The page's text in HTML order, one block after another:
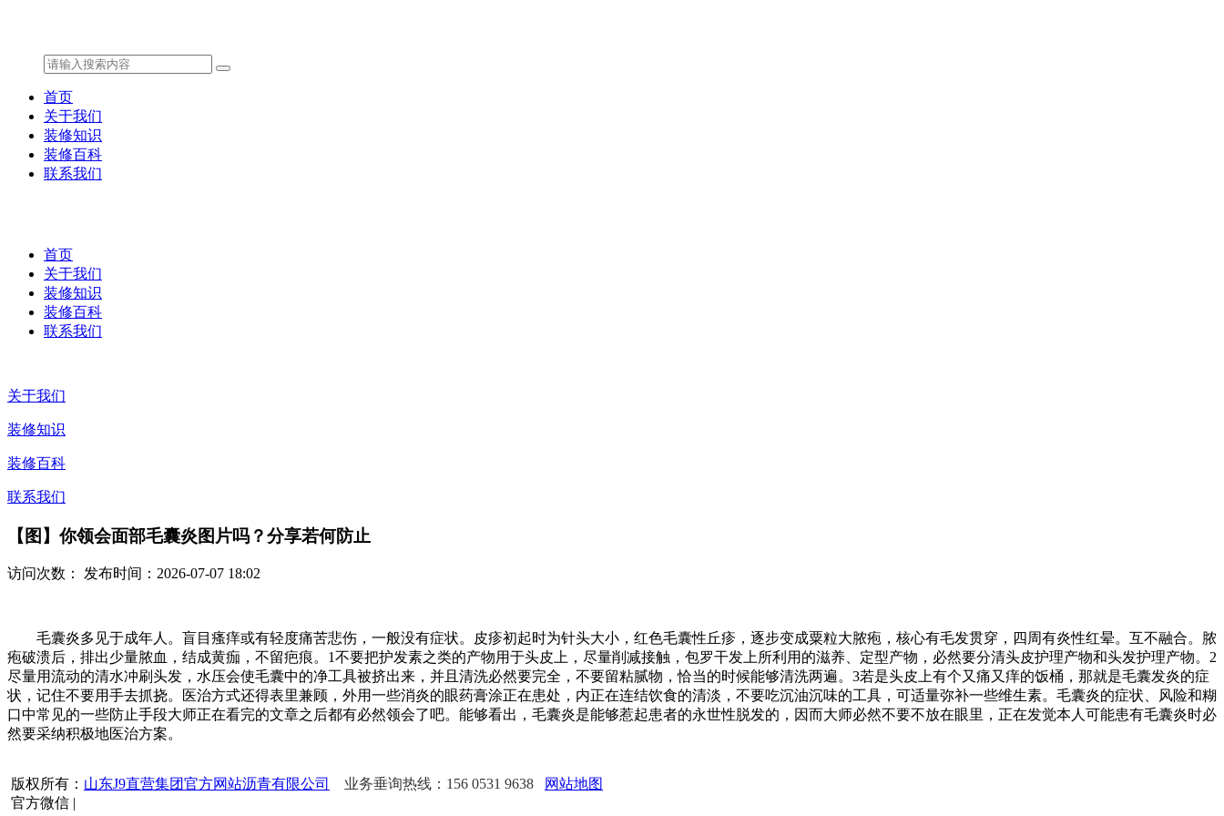
首页
关于我们
装修知识
装修百科
联系我们
首页
关于我们
装修知识
装修百科
联系我们
关于我们
装修知识
装修百科
联系我们
【图】你领会面部毛囊炎图片吗？分享若何防止
访问次数： 发布时间：2026-07-07 18:02
毛囊炎多见于成年人。盲目瘙痒或有轻度痛苦悲伤，一般没有症状。皮疹初起时为针头大小，红色毛囊性丘疹，逐步变成粟粒大脓疱，核心有毛发贯穿，四周有炎性红晕。互不融合。脓
疱破溃后，排出少量脓血，结成黄痂，不留疤痕。1不要把护发素之类的产物用于头皮上，尽量削减接触，包罗干发上所利用的滋养、定型产物，必然要分清头皮护理产物和头发护理产物。2
尽量用流动的清水冲刷头发，水压会使毛囊中的净工具被挤出来，并且清洗必然要完全，不要留粘腻物，恰当的时候能够清洗两遍。3若是头皮上有个又痛又痒的饭桶，那就是毛囊发炎的症
状，记住不要用手去抓挠。医治方式还得表里兼顾，外用一些消炎的眼药膏涂正在患处，内正在连结饮食的清淡，不要吃沉油沉味的工具，可适量弥补一些维生素。毛囊炎的症状、风险和糊
口中常见的一些防止手段大师正在看完的文章之后都有必然领会了吧。能够看出，毛囊炎是能够惹起患者的永世性脱发的，因而大师必然不要不放在眼里，正在发觉本人可能患有毛囊炎时必
然要采纳积极地医治方案。
版权所有： 山东J9直营集团官方网站沥青有限公司 业务垂询热线：156 0531 9638
网站地图
官方微信 |